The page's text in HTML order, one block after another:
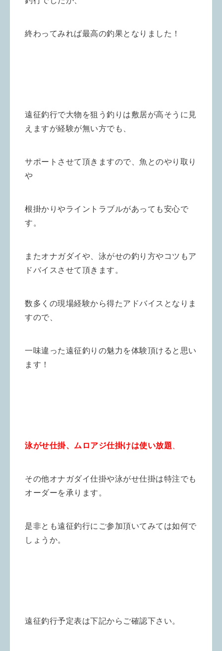
終わってみれば最高の釣果となりました！
遠征釣行で大物を狙う釣りは敷居が高そうに見
えますが経験が無い方でも、
サポートさせて頂きますので、魚とのやり取り
や
根掛かりやライントラブルがあっても安心で
す。
またオナガダイや、泳がせの釣り方やコツもア
ドバイスさせて頂きます。
数多くの現場経験から得たアドバイスとなりま
すので、
一味違った遠征釣りの魅力を体験頂けると思い
ます！
泳がせ仕掛、ムロアジ仕掛けは使い放題
その他オナガダイ仕掛や泳がせ仕掛は特注でも
オーダーを承ります。
是非とも遠征釣行にご参加頂いてみては如何で
しょうか。
遠征釣行予定表は下記からご確認下さい。